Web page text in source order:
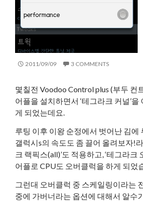
2011/09/09 3 COMMENTS
몇칠전 Voodoo Control plus (부두 컨
어플을 설치하면서 ‘테그라크 커널’
게 되었는데요.
루팅 이후 이왕 순정에서 벗어난 김에
갤럭시s의 속도도 좀 끌어 올려보자!
크 랙픽스(all)’도 적용하고, ‘테그라크
어플로 CPU도 오버클럭을 하게 되었
그런대 오버클럭 중 스케일링이라는
중에 가버너라는 옵션에 대해서 알수